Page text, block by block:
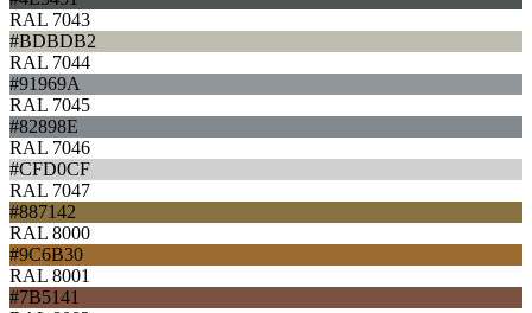
RAL 7043
#BDBDB2
RAL 7044
#91969A
RAL 7045
#82898E
RAL 7046
#CFD0CF
RAL 7047
#887142
RAL 8000
#9C6B30
RAL 8001
#7B5141